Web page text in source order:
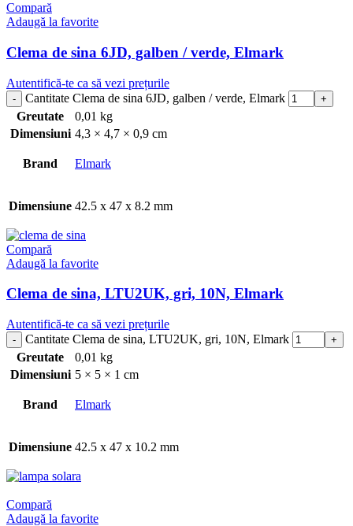
Compară
Adaugă la favorite
Clema de sina 6JD, galben / verde, Elmark
Autentifică-te ca să vezi prețurile
Cantitate Clema de sina 6JD, galben / verde, Elmark
Greutate
0,01 kg
Dimensiuni 4,3 × 4,7 × 0,9 cm
Brand Elmark
Dimensiune 42.5 x 47 x 8.2 mm
Compară
Adaugă la favorite
Clema de sina, LTU2UK, gri, 10N, Elmark
Autentifică-te ca să vezi prețurile
Cantitate Clema de sina, LTU2UK, gri, 10N, Elmark
Greutate
0,01 kg
Dimensiuni 5 × 5 × 1 cm
Brand Elmark
Dimensiune 42.5 x 47 x 10.2 mm
Compară
Adaugă la favorite